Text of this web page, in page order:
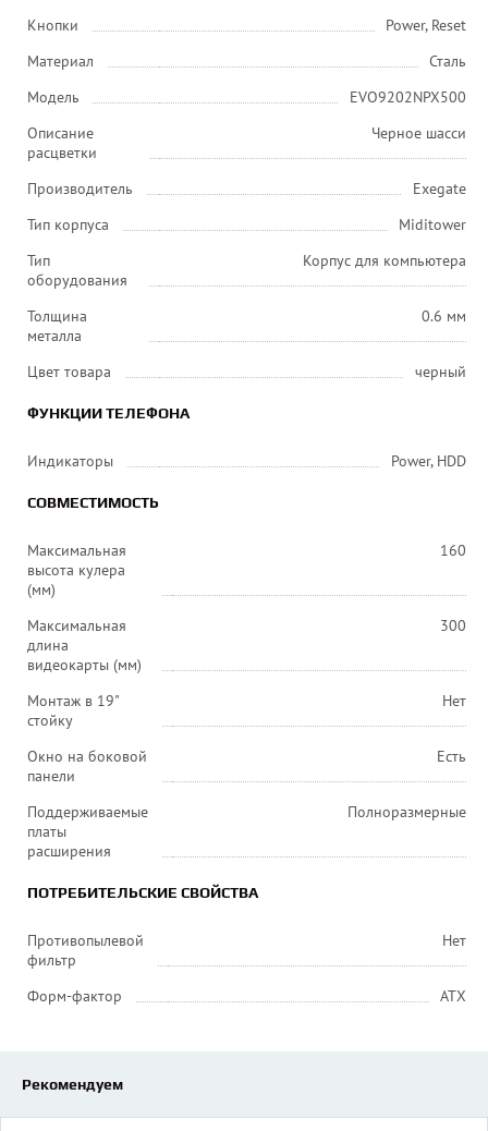
Кнопки
Power, Reset
Материал
Сталь
Модель
EVO9202NPX500
Описание
расцветки
Черное шасси
Производитель
Exegate
Тип корпуса
Miditower
Тип
оборудования
Корпус для компьютера
Толщина
металла
0.6 мм
Цвет товара черный
ФУНКЦИИ ТЕЛЕФОНА
Индикаторы Power, HDD
СОВМЕСТИМОСТЬ
Максимальная
высота кулера
(мм)
160
Максимальная
длина
видеокарты (мм)
300
Монтаж в 19"
стойку
Нет
Окно на боковой
панели
Есть
Поддерживаемые
платы
расширения
Полноразмерные
ПОТРЕБИТЕЛЬСКИЕ СВОЙСТВА
Противопылевой
фильтр
Нет
Форм-фактор ATX
Рекомендуем